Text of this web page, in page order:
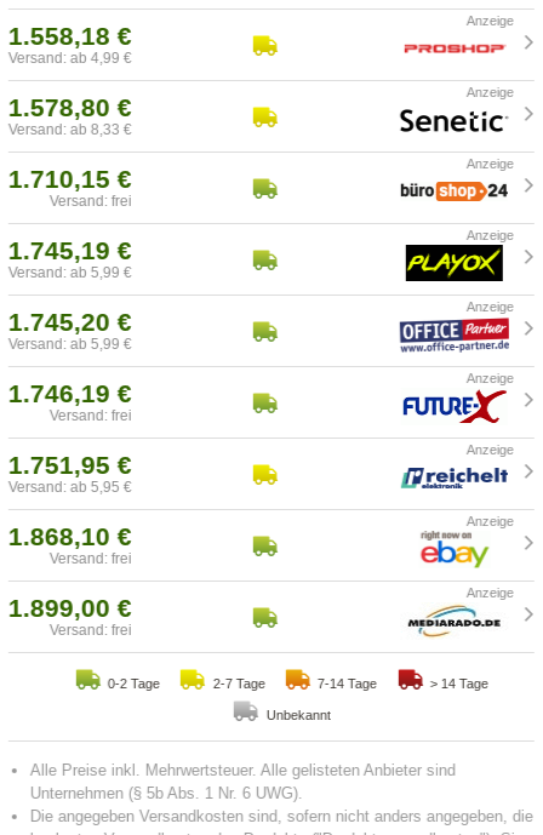
1.558,18 €
Versand: ab 4,99 €
1.578,80 €
Versand: ab 8,33 €
1.710,15 €
Versand: frei
1.745,19 €
Versand: ab 5,99 €
1.745,20 €
Versand: ab 5,99 €
1.746,19 €
Versand: frei
1.751,95 €
Versand: ab 5,95 €
1.868,10 €
Versand: frei
1.899,00 €
Versand: frei
0-2 Tage 2-7 Tage 7-14 Tage > 14 Tage
Unbekannt